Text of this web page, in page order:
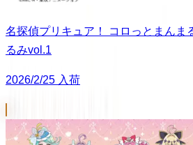
名探偵プリキュア！ コロっとまんま
るみvol.1
2026/2/25 入荷